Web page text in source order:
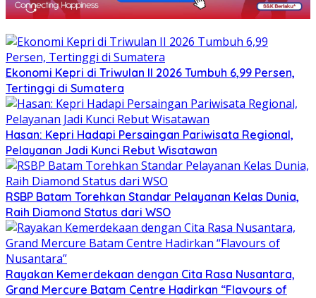
Ekonomi Kepri di Triwulan II 2026 Tumbuh 6,99 Persen,
Tertinggi di Sumatera
Hasan: Kepri Hadapi Persaingan Pariwisata Regional,
Pelayanan Jadi Kunci Rebut Wisatawan
RSBP Batam Torehkan Standar Pelayanan Kelas Dunia,
Raih Diamond Status dari WSO
Rayakan Kemerdekaan dengan Cita Rasa Nusantara,
Grand Mercure Batam Centre Hadirkan “Flavours of